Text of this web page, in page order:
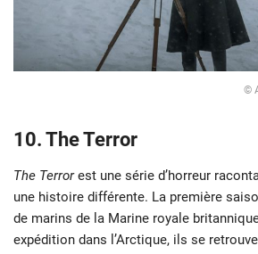
©
10. The Terror
The Terrorest une série d’horreur
une histoire différente. La première
de marins de la Marine royale
expédition dans l’Arctique, ils se